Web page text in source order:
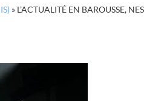
» L’ACTUALITÉ EN BAROUSSE,